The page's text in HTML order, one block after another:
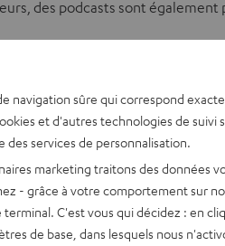
des podcasts sont
sa propre radio sur Internet
pouvoir réellement diffuser en
des serveurs de streaming
navigation sûre qui correspond
et d'autres technologies de suivi
des services de personnalisation.
marketing traitons des données
- grâce à votre comportement sur
C'est vous qui décidez : en
de base, dans lesquels nous